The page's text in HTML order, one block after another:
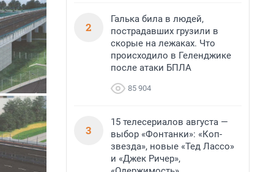
2
Галька била в людей,
пострадавших грузили в
скорые на лежаках. Что
происходило в Геленджике
после атаки БПЛА
85 904
3
15 телесериалов августа —
выбор «Фонтанки»: «Коп-
звезда», новые «Тед Лассо»
и «Джек Ричер»,